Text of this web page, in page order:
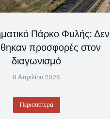
Πάρκο Φυλής: Δεν
προσφορές στον
διαγωνισμό
8 Απριλίου 2026
Περισσότερα